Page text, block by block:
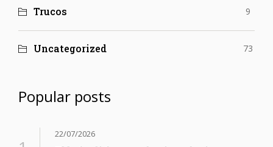
Trucos 9
Uncategorized 73
Popular posts
22/07/2026